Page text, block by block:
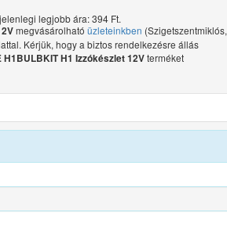
legjobb ára: 394 Ft.
megvásárolható üzleteinkben (Szigetszentmiklós,
Kérjük, hogy a biztos rendelkezésre állás
H1BULBKIT H1 Izzókészlet 12Vterméket